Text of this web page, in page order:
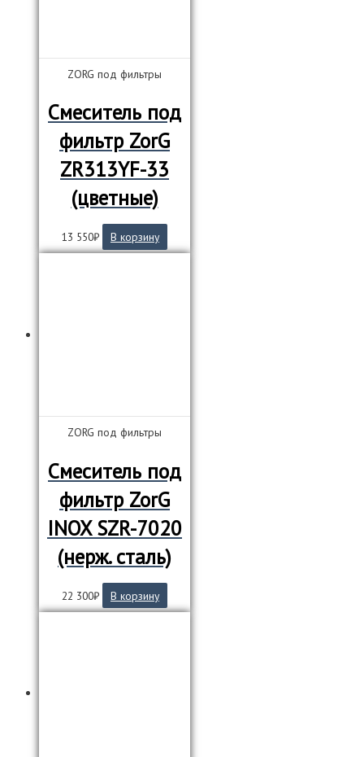
ZORG под фильтры
Смеситель под
фильтр ZorG
ZR313YF-33
(цветные)
13 550₽ В корзину
ZORG под фильтры
Смеситель под
фильтр ZorG
INOX SZR-7020
(нерж. сталь)
22 300₽ В корзину